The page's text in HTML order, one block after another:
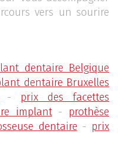
vers un sourire
dentaire Belgique
dentaire Bruxelles
- prix des facettes
implant- prothèse
dentaire - prix